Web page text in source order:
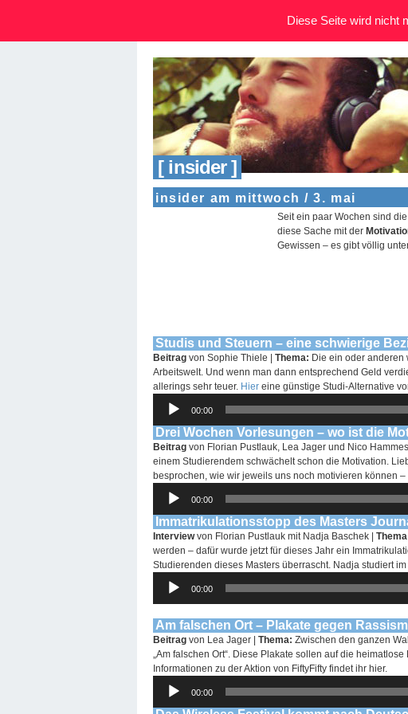
[ insider ]
insider am mittwoch / 3. mai
Seit ein paar Wochen sind
diese Sache mit der
Gewissen – es gibt völlig
Studis und Steuern – eine schwierige
Beitrag von Sophie Thiele | Thema: Die ein oder anderen
Arbeitswelt. Und wenn man dann entsprechend Geld
allerings sehr teuer. Hier eine günstige Studi-Alternative
Audio-
Player
00:00
Drei Wochen Vorlesungen – wo ist die
Beitrag von Florian Pustlauk, Lea Jager und Nico
einem Studierendem schwächelt schon die Motivation.
besprochen, wie wir jeweils uns noch motivieren können
Audio-
Player
00:00
Immatrikulationsstopp des Masters
Interviewvon Florian Pustlauk mit Nadja Baschek |
werden – dafür wurde jetzt für dieses Jahr ein
Studierenden dieses Masters überrascht. Nadja studiert
Audio-
Player
00:00
Am falschen Ort – Plakate gegen
Beitrag von Lea Jager | Thema: Zwischen den ganzen
„Am falschen Ort“. Diese Plakate sollen auf die
Informationen zu der Aktion von FiftyFifty findet ihr hier.
Audio-
Player
00:00
Diese Seite wird nicht